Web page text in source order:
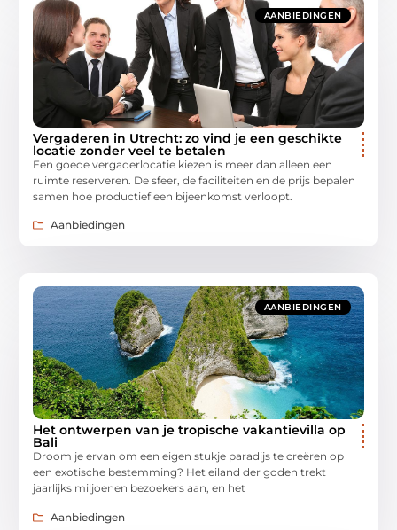
AANBIEDINGEN
Vergaderen in Utrecht: zo vind je een geschikte
locatie zonder veel te betalen
Een goede vergaderlocatie kiezen is meer dan alleen een
ruimte reserveren. De sfeer, de faciliteiten en de prijs bepalen
samen hoe productief een bijeenkomst verloopt.
Aanbiedingen
AANBIEDINGEN
Het ontwerpen van je tropische vakantievilla op
Bali
Droom je ervan om een eigen stukje paradijs te creëren op
een exotische bestemming? Het eiland der goden trekt
jaarlijks miljoenen bezoekers aan, en het
Aanbiedingen